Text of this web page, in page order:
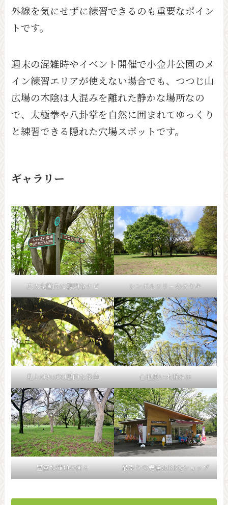
外線を気にせずに練習できるのも重要なポイン
トです。
週末の混雑時やイベント開催で小金井公園のメ
イン練習エリアが使えない場合でも、つつじ山
広場の木陰は人混みを離れた静かな場所なの
で、太極拳や八卦掌を自然に囲まれてゆっくり
と練習できる隠れた穴場スポットです。
ギャラリー
広大な園内に親切なナビ シンボルツリーのケヤキ
見上げれば幻想的な景色 心地良い木漏れ日
豊富な種類の樹々 最寄りの売店はBBQショップ